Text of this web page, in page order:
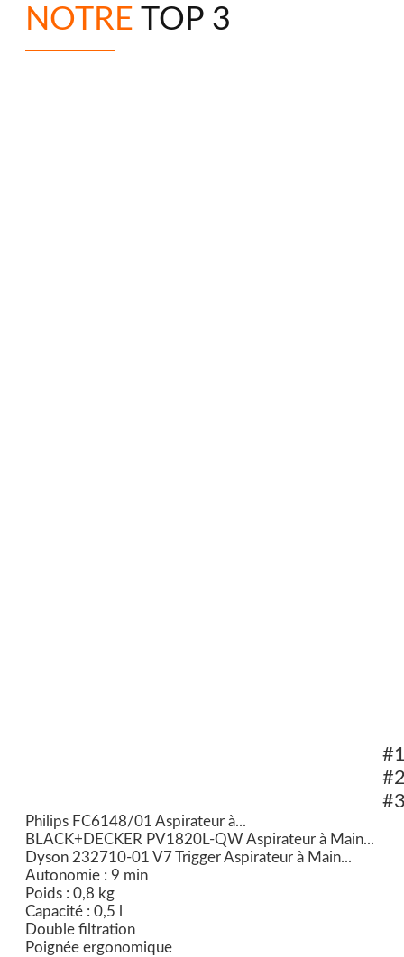
NOTRE TOP 3
Philips FC6148/01 Aspirateur à...
BLACK+DECKER PV1820L-QW Aspirateur à Main...
Dyson 232710-01 V7 Trigger Aspirateur à Main...
Autonomie : 9 min
Poids : 0,8 kg
Capacité : 0,5 l
Double filtration
Poignée ergonomique